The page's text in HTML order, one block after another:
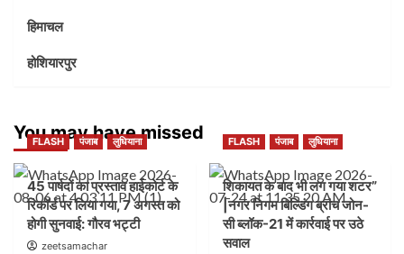
हिमाचल
होशियारपुर
You may have missed
FLASH पंजाब लुधियाना
45 पार्षदों का प्रस्ताव हाईकोर्ट के
रिकॉर्ड पर लिया गया, 7 अगस्त को
होगी सुनवाई: गौरव भट्टी
zeetsamachar
FLASH पंजाब लुधियाना
शिकायत के बाद भी लग गया शटर”
|नगर निगम बिल्डिंग ब्रांच जोन-
सी ब्लॉक-21 में कार्रवाई पर उठे
सवाल